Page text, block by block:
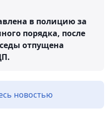
в полицию за
порядка, после
отпущена
новостью